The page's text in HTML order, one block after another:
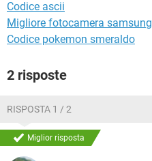
Codice ascii
Migliore fotocamera samsung
Codice pokemon smeraldo
2 risposte
RISPOSTA 1 / 2
Miglior risposta